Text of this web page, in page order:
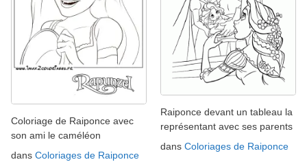
Coloriage de Raiponce avec
son ami le caméléon
dans Coloriages de Raiponce
Raiponce devant un tableau la
représentant avec ses parents
dans Coloriages de Raiponce